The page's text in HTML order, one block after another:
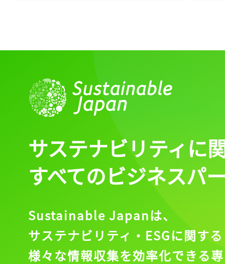
サステナビリティに
すべてのビジネスパ
Sustainable Japanは、
サステナビリティ・ESGに関する
様々な情報収集を効率化できる